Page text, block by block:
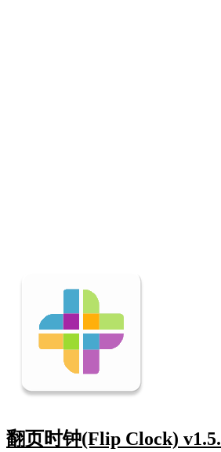
翻页时钟(Flip Clock)